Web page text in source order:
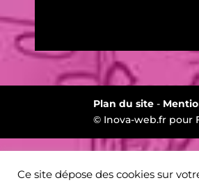
Plan du site -
© Inova-web.fr pour
Ce site dépose des cookies sur